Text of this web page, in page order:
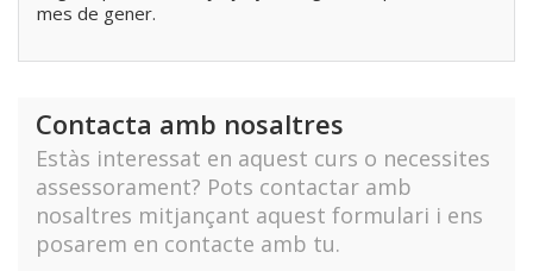
mes de gener.
Contacta amb nosaltres
Estàs interessat en aquest curs o necessites
assessorament? Pots contactar amb
nosaltres mitjançant aquest formulari i ens
posarem en contacte amb tu.